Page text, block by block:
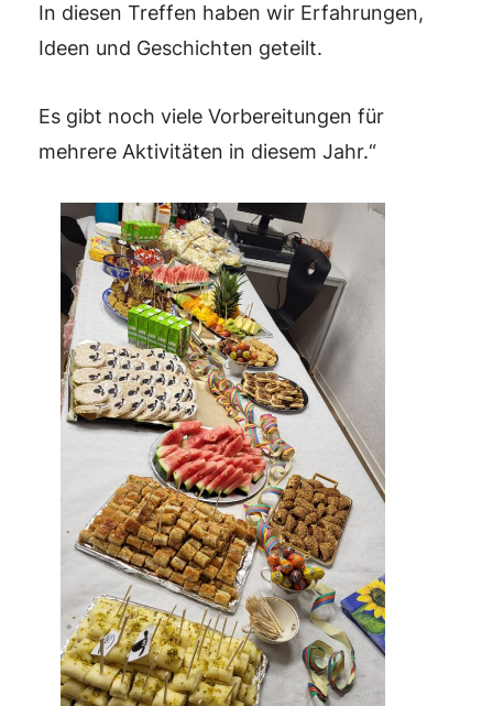
In diesen Treffen haben wir Erfahrungen,
Ideen und Geschichten geteilt.
Es gibt noch viele Vorbereitungen für
mehrere Aktivitäten in diesem Jahr.“